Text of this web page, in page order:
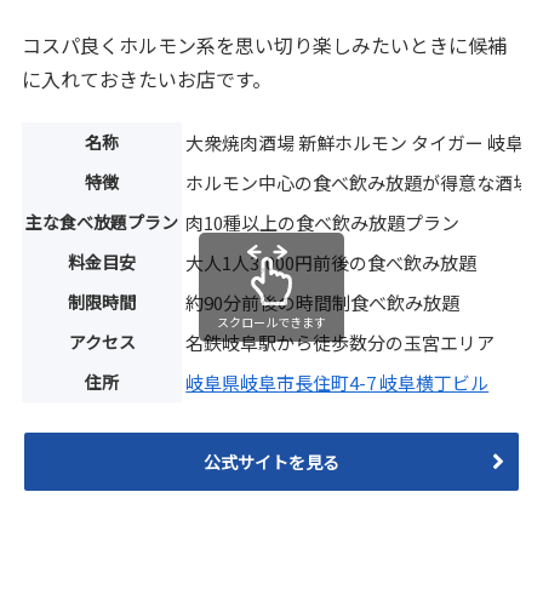
コスパ良くホルモン系を思い切り楽しみたいときに候補
に入れておきたいお店です。
名称 大衆焼肉酒場 新鮮ホルモン タイガー 岐阜
特徴 ホルモン中心の食べ飲み放題が得意な酒場
主な食べ放題プラン 肉10種以上の食べ飲み放題プラン
料金目安 大人1人3,000円前後の食べ飲み放題
制限時間 約90分前後の時間制食べ飲み放題
アクセス 名鉄岐阜駅から徒歩数分の玉宮エリア
住所 岐阜県岐阜市長住町4-7 岐阜横丁ビル
スクロールできます
公式サイトを見る